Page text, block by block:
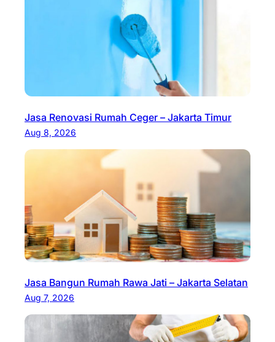
Jasa Renovasi Rumah Ceger – Jakarta Timur
Aug 8, 2026
Jasa Bangun Rumah Rawa Jati – Jakarta Selatan
Aug 7, 2026